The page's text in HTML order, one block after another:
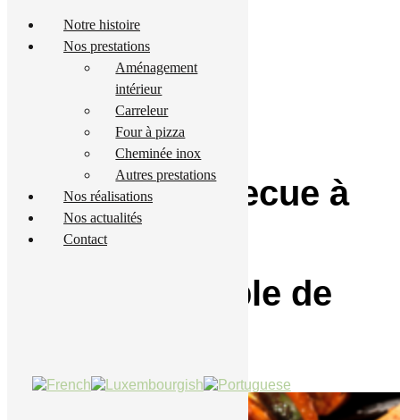
Vente de barbecue à
Luxembourg :
l’incontournable de
Notre histoire
Nos prestations
Aménagement
intérieur
Carreleur
Four à pizza
Cheminée inox
Autres prestations
Nos réalisations
Nos actualités
Contact